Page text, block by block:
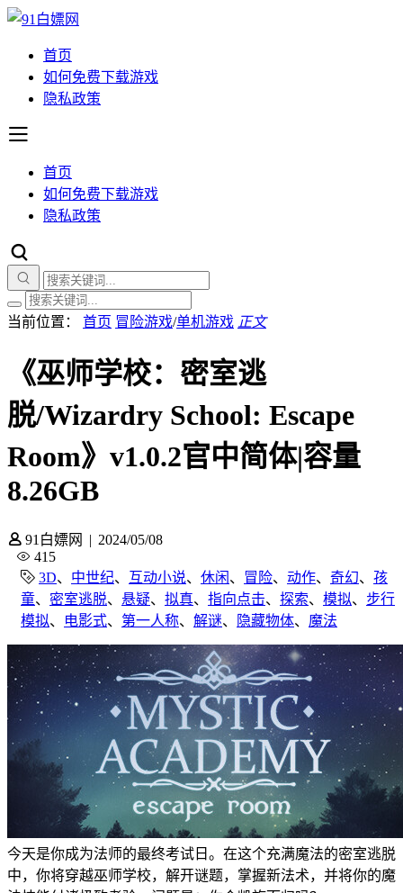
首页
如何免费下载游戏
隐私政策
首页
如何免费下载游戏
隐私政策
当前位置： 首页 冒险游戏/单机游戏 正文
《巫师学校：密室逃
脱/Wizardry School: Escape
Room》v1.0.2官中简体|容量
8.26GB
91白嫖网 | 2024/05/08
415
3D、 中世纪、 互动小说、 休闲 、 冒险、 动作、 奇幻、 孩
童、 密室逃脱、 悬疑、 拟真、 指向点击、 探索、 模拟、 步行
模拟、 电影式、 第一人称、 解谜、 隐藏物体、 魔法
今天是你成为法师的最终考试日。在这个充满魔法的密室逃脱
中，你将穿越巫师学校，解开谜题，掌握新法术，并将你的魔